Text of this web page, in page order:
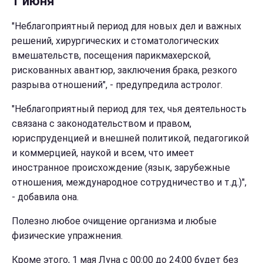
"Неблагоприятный период для новых дел и важных
решений, хирургических и стоматологических
вмешательств, посещения парикмахерской,
рискованных авантюр, заключения брака, резкого
разрыва отношений", - предупредила астролог.
"Неблагоприятный период для тех, чья деятельность
связана с законодательством и правом,
юриспруденцией и внешней политикой, педагогикой
и коммерцией, наукой и всем, что имеет
иностранное происхождение (язык, зарубежные
отношения, международное сотрудничество и т.д.)",
- добавила она.
Полезно любое очищение организма и любые
физические упражнения.
Кроме этого, 1 мая Луна с 00:00 до 24:00 будет без